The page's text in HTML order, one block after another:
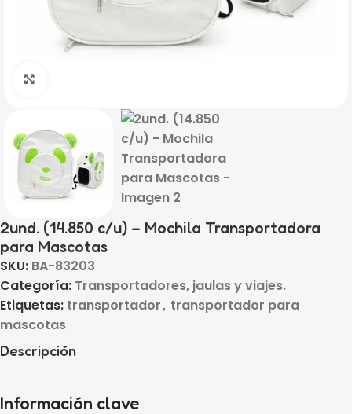
2und. (14.850 c/u) – Mochila Transportadora
para Mascotas
SKU: BA-83203
Categoría: Transportadores, jaulas y viajes.
Etiquetas: transportador, transportador para
mascotas
Descripción
Información clave